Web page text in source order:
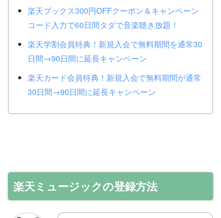
楽天ブックス300円OFFクーポン＆キャンペーン
コード入力で60日間タダで音楽聴き放題！
楽天学割会員特典！新規入会で無料期間を通常30
日間→90日間に延長キャンペーン
楽天カード会員特典！新規入会で無料期間が通常
30日間→90日間に延長キャンペーン
楽天ミュージックの登録方法